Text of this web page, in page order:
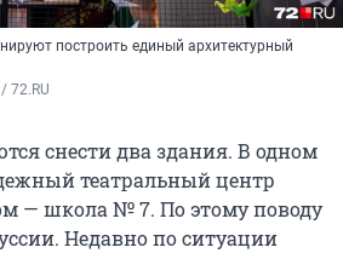
построить единый архитектурный
72.RU
снести два здания. В одном
театральный центр
— школа № 7. По этому поводу
Недавно по ситуации